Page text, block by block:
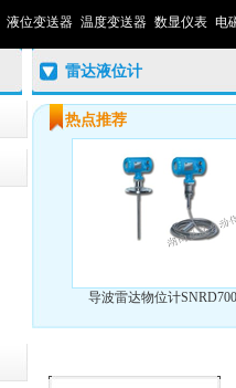
液位变送器 温度变送器 数显仪表 电
雷达液位计
热点推荐
导波雷达物位计SNRD700